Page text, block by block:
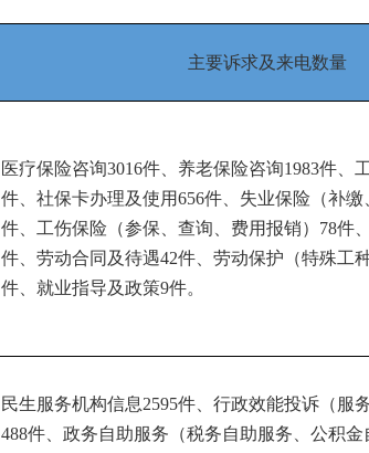
主要诉求及来电数量
医疗保险咨询3016件、养老保险咨询1983件、
件、社保卡办理及使用656件、失业保险（补缴
件、工伤保险（参保、查询、费用报销） 78件
件、劳动合同及待遇42件、劳动保护（特殊工
件、就业指导及政策9件。
民生服务机构信息2595件、行政效能投诉（服
488件、政务自助服务（税务自助服务、公积